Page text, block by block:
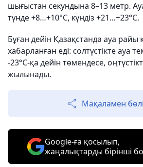
шығыстан секундына 8–13 метр.
түнде +8…+10°С, күндіз +21…+23°С.
Бұған дейін Қазақстанда ауа
хабарланған еді: солтүстікте ауа
-23°С-қа дейін төмендесе,
жылынады.
Мақаламен
Google-ға қосылып,
жаңалықтарды бірінші